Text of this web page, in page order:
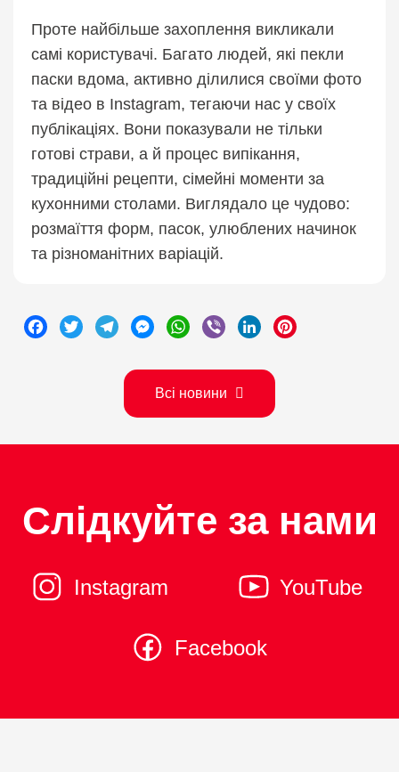
Проте найбільше захоплення викликали
самі користувачі. Багато людей, які пекли
паски вдома, активно ділилися своїми фото
та відео в Instagram, тегаючи нас у своїх
публікаціях. Вони показували не тільки
готові страви, а й процес випікання,
традиційні рецепти, сімейні моменти за
кухонними столами. Виглядало це чудово:
розмаїття форм, пасок, улюблених начинок
та різноманітних варіацій.
Facebook
Twitter TelegramMessengerWhatsApp
Viber LinkedIn
Всі новини
Слідкуйте за нами
Instagram YouTube
Facebook